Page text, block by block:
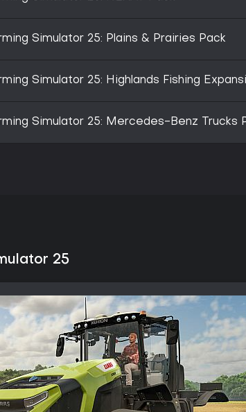
Simulator 25: Plains & Prairies Pack
Simulator 25: Highlands Fishing
Simulator 25: Mercedes-Benz Trucks
25